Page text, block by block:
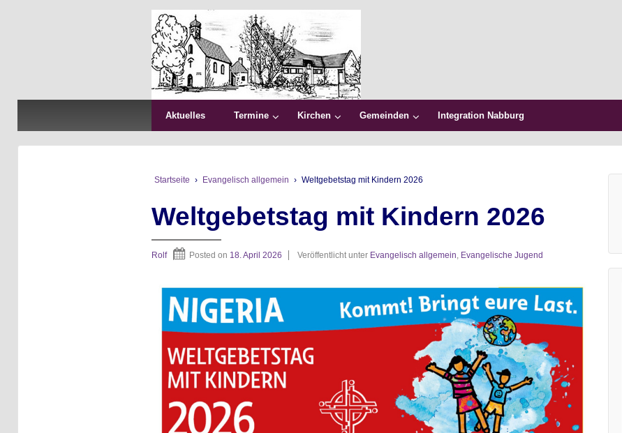
Aktuelles Termine Kirchen Gemeinden Integration Nabburg
Startseite › Evangelisch allgemein › Weltgebetstag mit Kindern 2026
Weltgebetstag mit Kindern 2026
Rolf Posted on 18. April 2026 Veröffentlicht unter Evangelisch allgemein Evangelische Jugend